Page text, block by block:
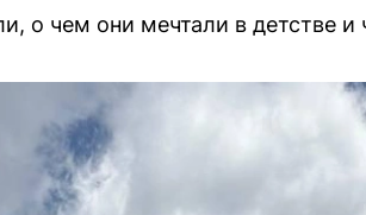
о чем они мечтали в детстве и